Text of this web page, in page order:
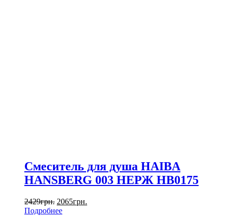
Смеситель для душа HAIBA
HANSBERG 003 НЕРЖ HB0175
2429грн. 2065грн.
Подробнее